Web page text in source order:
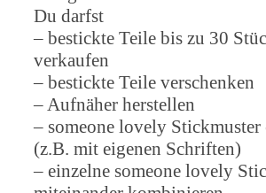
Du darfst
– bestickte Teile bis zu 30
verkaufen
– bestickte Teile verschenken
– Aufnäher herstellen
– someone lovely Stickmuster
(z.B. mit eigenen Schriften)
– einzelne someone lovely